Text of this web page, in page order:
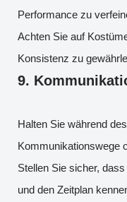
Performance zu
Achten Sie auf
Konsistenz zu
9.
Halten Sie während
Kommunikationswege
Stellen Sie sicher,
und den Zeitplan